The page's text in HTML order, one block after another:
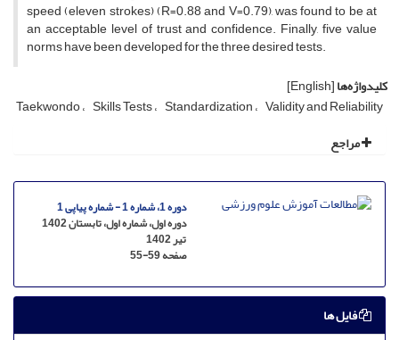
speed (eleven strokes) (R=0.88 and V=0.79), was found to be at
an acceptable level of trust and confidence. Finally, five value
norms have been developed for the three desired tests.
کلیدواژه‌ها[English]
Taekwondo Skills Tests Standardization Validity and Reliability
مراجع
دوره 1، شماره 1 - شماره پیاپی 1
دوره اول، شماره اول، تابستان 1402
تیر 1402
صفحه55-59
فایل ها